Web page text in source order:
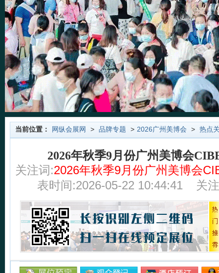
当前位置： 网纵会展网 > 品牌专题 > 2026广州美博会 > 热点
2026年秋季9月份广州美博会
关注词:2026年秋季9月份广州美博会
表时间:2026-05-22 10:44:41
关